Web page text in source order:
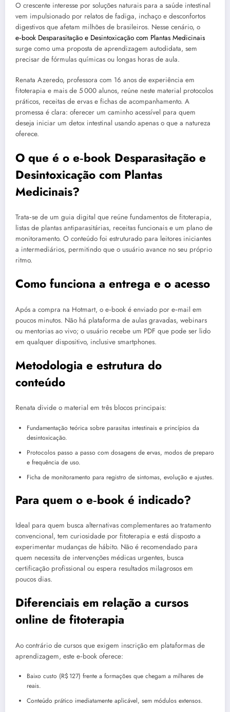
O crescente interesse por soluções naturais para a saúde intestinal
vem impulsionado por relatos de fadiga, inchaço e desconfortos
digestivos que afetam milhões de brasileiros. Nesse cenário, o
e‑book Desparasitação e Desintoxicação com Plantas Medicinais
surge como uma proposta de aprendizagem autodidata, sem
precisar de fórmulas químicas ou longas horas de aula.
Renata Azeredo, professora com 16 anos de experiência em
fitoterapia e mais de 5 000 alunos, reúne neste material protocolos
práticos, receitas de ervas e fichas de acompanhamento. A
promessa é clara: oferecer um caminho acessível para quem
deseja iniciar um detox intestinal usando apenas o que a natureza
oferece.
O que é o e‑book Desparasitação e
Desintoxicação com Plantas
Medicinais?
Trata‑se de um guia digital que reúne fundamentos de fitoterapia,
listas de plantas antiparasitárias, receitas funcionais e um plano de
monitoramento. O conteúdo foi estruturado para leitores iniciantes
a intermediários, permitindo que o usuário avance no seu próprio
ritmo.
Como funciona a entrega e o acesso
Após a compra na Hotmart, o e‑book é enviado por e‑mail em
poucos minutos. Não há plataforma de aulas gravadas, webinars
ou mentorias ao vivo; o usuário recebe um PDF que pode ser lido
em qualquer dispositivo, inclusive smartphones.
Metodologia e estrutura do
conteúdo
Renata divide o material em três blocos principais:
Fundamentação teórica sobre parasitas intestinais e princípios da
desintoxicação.
Protocolos passo a passo com dosagens de ervas, modos de preparo
e frequência de uso.
Ficha de monitoramento para registro de sintomas, evolução e ajustes.
Para quem o e‑book é indicado?
Ideal para quem busca alternativas complementares ao tratamento
convencional, tem curiosidade por fitoterapia e está disposto a
experimentar mudanças de hábito. Não é recomendado para
quem necessita de intervenções médicas urgentes, busca
certificação profissional ou espera resultados milagrosos em
poucos dias.
Diferenciais em relação a cursos
online de fitoterapia
Ao contrário de cursos que exigem inscrição em plataformas de
aprendizagem, este e‑book oferece:
Baixo custo (R$ 127) frente a formações que chegam a milhares de
reais.
Conteúdo prático imediatamente aplicável, sem módulos extensos.